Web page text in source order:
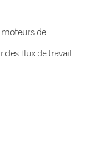
de
flux de travail